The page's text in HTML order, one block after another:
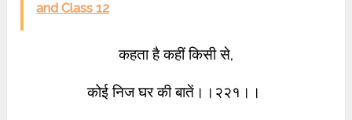
and Class 12
कहता है कहीं किसी से,
कोई निज घर की बातें।।२२१।।